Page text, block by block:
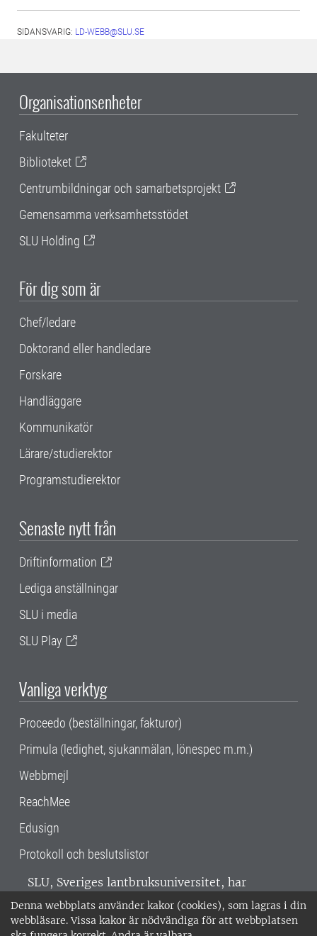
Denna webbplats använder kakor (cookies), som lagras i din
webbläsare. Vissa kakor är nödvändiga för att webbplatsen
SIDANSVARIG: LD-WEBB@SLU.SE
Organisationsenheter
Fakulteter
Biblioteket
Centrumbildningar och samarbetsprojekt
Gemensamma verksamhetsstödet
SLU Holding
För dig som är
Chef/ledare
Doktorand eller handledare
Forskare
Handläggare
Kommunikatör
Lärare/studierektor
Programstudierektor
Senaste nytt från
Driftinformation
Lediga anställningar
SLU i media
SLU Play
Vanliga verktyg
Proceedo (beställningar, fakturor)
Primula (ledighet, sjukanmälan, lönespec m.m.)
Webbmejl
ReachMee
Edusign
Protokoll och beslutslistor
SLU, Sveriges lantbruksuniversitet, har
verksamhet över hela Sverige. Huvudorter är
Alnarp, Uppsala och Umeå.SLU är